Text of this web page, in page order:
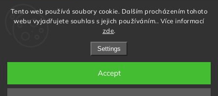
Tento web používá soubory cookie. Dalším procházením tohoto
webu vyjadřujete souhlas s jejich používáním.. Více informací
zde.
Settings
Accept
INSTAGRAM
Copyright 2026Born To Swim. All rights reserved.
Edit cookie settings